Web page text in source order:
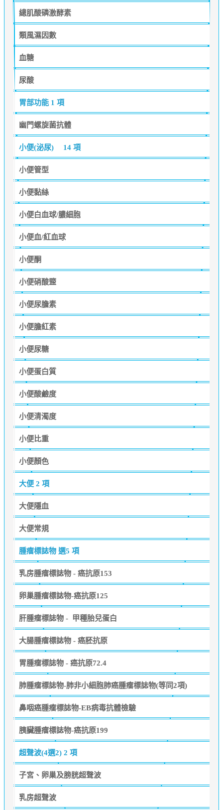
總肌酸磷激酵素
類風濕因數
血糖
尿酸
胃部功能 1 項
幽門螺旋菌抗體
小便(泌尿) 14 項
小便管型
小便黏絲
小便白血球/膿細胞
小便血/紅血球
小便酮
小便硝酸盬
小便尿膽素
小便膽紅素
小便尿糖
小便蛋白質
小便酸鹼度
小便清濁度
小便比重
小便顏色
大便 2 項
大便隱血
大便常規
腫瘤標誌物 選5 項
乳房腫瘤標誌物 - 癌抗原153
卵巢腫瘤標誌物-癌抗原125
肝腫瘤標誌物 - 甲種胎兒蛋白
大腸腫瘤標誌物 - 癌胚抗原
胃腫瘤標誌物 - 癌抗原72.4
肺腫瘤標誌物-肺非小細胞肺癌腫瘤標誌物(等同2項)
鼻咽癌腫瘤標誌物-EB病毒抗體檢驗
胰臟腫瘤標誌物-癌抗原199
超聲波(4選2) 2 項
子宮、卵巢及膀胱超聲波
乳房超聲波